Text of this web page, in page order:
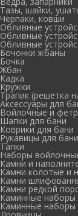
Тазы, шайки,
Черпаки, ковши
Обливные
Обливные
Обливные
Бочонки жбаны
Бочка
Жбан
Кадка
Кружки
Трапик (решетка
Аксессуары для
Войлочные и
Шапки для бани
Коврики для бани
Рукавицы для бани
Тапки
Наборы
Камни и
Камни колотые и
Камни
Камни редкой
Каминные наборы
Каминные наборы